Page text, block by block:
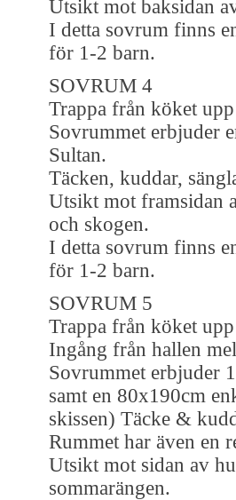
Utsikt mot baksidan
I detta sovrum finns
för 1-2 barn.
SOVRUM 4
Trappa från köket
Sovrummet erbjuder
Sultan.
Täcken, kuddar,
Utsikt mot framsidan
och skogen.
I detta sovrum finns
för 1-2 barn.
SOVRUM 5
Trappa från köket
Ingång från hallen
Sovrummet erbjuder
samt en 80x190cm
skissen) Täcke &
Rummet har även en
Utsikt mot sidan av
sommarängen.